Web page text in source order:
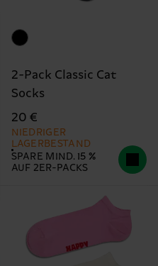
2-Pack Classic Cat
Socks
20 €
NIEDRIGER
LAGERBESTAND
SPARE MIND. 15 %
AUF 2ER-PACKS